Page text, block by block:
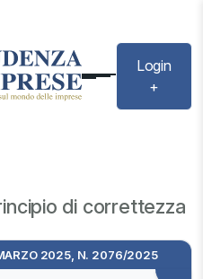
Login
+
di correttezza
2025, N. 2076/2025